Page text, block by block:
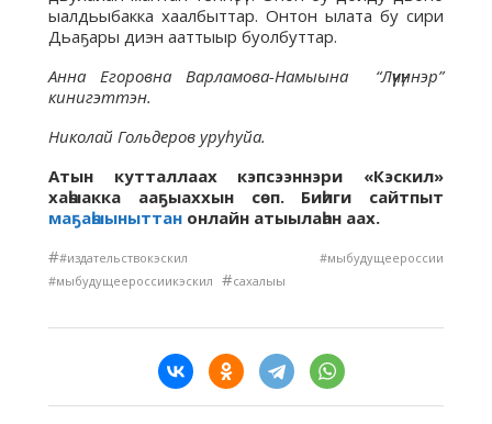
ыалдьыбакка хаалбыттар. Онтон ылата бу сири
Дьаҕары диэн ааттыыр буолбуттар.
Анна Егоровна Варламова-Намыына “Лүүчүннэр”
кинигэттэн.
Николай Гольдеров уруһуйа.
Атын кутталлаах кэпсээннэри «Кэскил»
хаһыакка ааҕыаххын сөп. Биһиги сайтпыт
маҕаһыыныттан онлайн атыылаһан аах.
##издательствокэскил #мыбудущеероссии
#мыбудущеероссиикэскил #сахалыы